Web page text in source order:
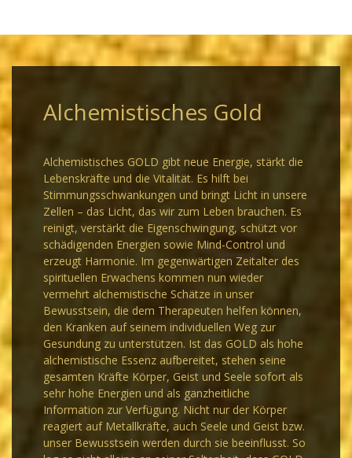
Alchemistisches Gold
Alchemistisches GOLD gibt neue Energie, stärkt die
Lebenskräfte und die Vitalität. Es hilft bei
Stimmungsschwankungen und bringt Licht in unsere
Zellen – das Licht, das wir zum Leben brauchen. Es
reinigt, verstärkt die Eigenschwingung, schützt vor
schädigenden Energien sowie Mind-Control und
erzeugt Harmonie. Im gegenwärtigen Zeitalter des
spirituellen Erwachens kommen nun wieder
vermehrt alchemistische Schätze in unser
Bewusstsein, die dem Therapeuten helfen können,
den Kranken auf seinem individuellen Weg zur
Gesundung zu unterstützen. Ist das GOLD als hohe
alchemistische Essenz aufbereitet, stehen seine
gesamten Kräfte Körper, Geist und Seele sofort als
sehr hohe Energien und als ganzheitliche
Information zur Verfügung. Nicht nur der Körper
reagiert auf Metallkräfte, auch Seele und Geist bzw.
unser Bewusstsein werden durch sie beeinflusst. So